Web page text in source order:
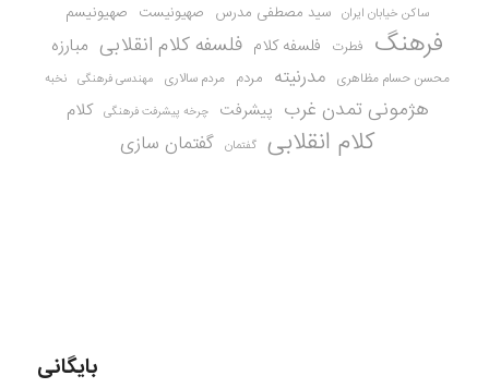
ساکن خیابان ایران سید مصطفی مدرس صهیونیست صهیونیسم
فرهنگ فطرت فلسفه کلام فلسفه کلام انقلابی مبارزه
محسن حسام مظاهری مدرنیته مردم مردم سالاری مهندسی فرهنگی نخبه
هژمونی تمدن غرب پیشرفت چرخه پیشرفت فرهنگی کلام
کلام انقلابی گفتمان گفتمان سازی
بایگانی